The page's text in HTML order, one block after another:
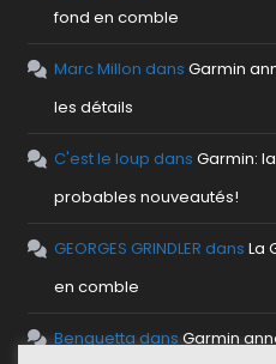
fond en comble
Marc Millon dansGarmin
les détails
C'est le loup dansGarmin:
probables nouveautés!
GEORGES GRINDLER dansLa
en comble
Benguetta dansGarmin